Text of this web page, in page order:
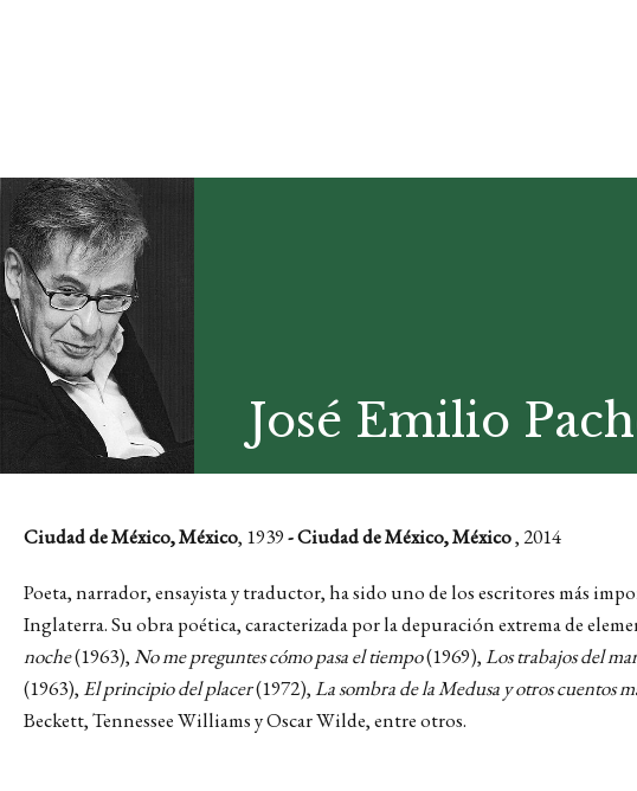
José Emilio
Ciudad de México, México, 1939- Ciudad de México, México, 2014
Poeta, narrador, ensayista y traductor, ha sido uno de los escritores más
Inglaterra. Su obra poética, caracterizada por la depuración extrema de
noche(1963),No me preguntes cómo pasa el tiempo(1969),Los trabajos del mar
(1963), El principio del placer(1972),La sombra de la Medusa y otros cuentos
Beckett, Tennessee Williams y Oscar Wilde, entre otros.